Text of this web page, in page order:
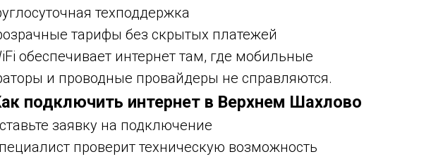
техподдержка
тарифы без скрытых платежей
обеспечивает интернет там, где мобильные
и проводные провайдеры не справляются.
подключить интернет в Верхнем Шахлово
заявку на подключение
проверит техническую возможность